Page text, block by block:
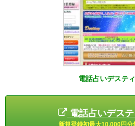
電話占いデステ
電話占いデス
新規登録初最大10,000円分